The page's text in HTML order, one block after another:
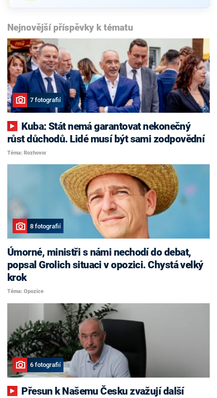
Nejnovější příspěvky k tématu
7 fotografií
růst důchodů. Lidé musí být sami zodpovědní
Téma: Rozhovor
8 fotografií
Úmorné, ministři s námi nechodí do debat,
popsal Grolich situaci v opozici. Chystá velký
krok
Téma: Opozice
6 fotografií